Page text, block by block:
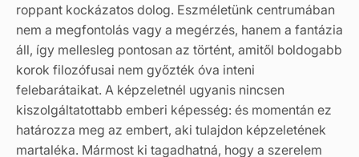
roppant kockázatos dolog. Eszméletünk centrumában
nem a megfontolás vagy a megérzés, hanem a fantázia
áll, így mellesleg pontosan az történt, amitől boldogabb
korok filozófusai nem győzték óva inteni
felebarátaikat. A képzeletnél ugyanis nincsen
kiszolgáltatottabb emberi képesség: és momentán ez
határozza meg az embert, aki tulajdon képzeletének
martaléka. Mármost ki tagadhatná, hogy a szerelem